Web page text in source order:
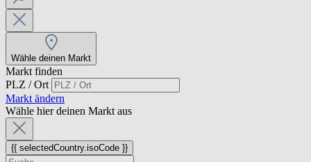
Wähle deinen Markt
Markt finden
PLZ / Ort
Markt ändern
Wähle hier deinen Markt aus
{{ selectedCountry.isoCode }}